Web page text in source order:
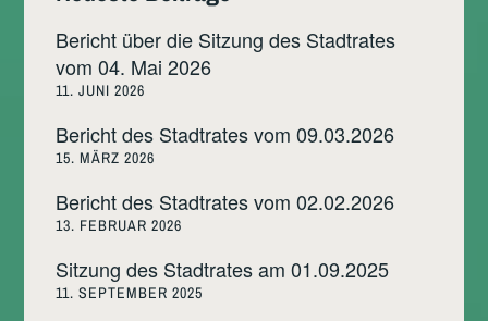
Bericht über die Sitzung des Stadtrates
vom 04. Mai 2026
11. JUNI 2026
Bericht des Stadtrates vom 09.03.2026
15. MÄRZ 2026
Bericht des Stadtrates vom 02.02.2026
13. FEBRUAR 2026
Sitzung des Stadtrates am 01.09.2025
11. SEPTEMBER 2025